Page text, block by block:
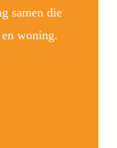
samen die
woning.